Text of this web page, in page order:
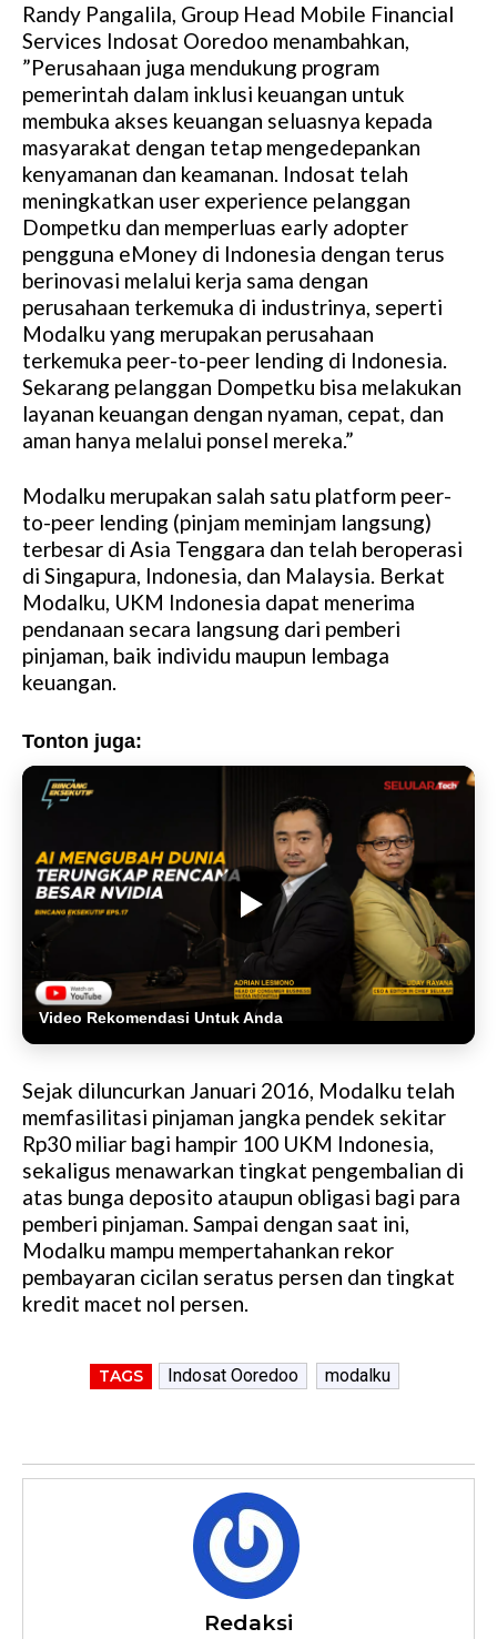
Randy Pangalila, Group Head Mobile Financial
Services Indosat Ooredoo menambahkan,
”Perusahaan juga mendukung program
pemerintah dalam inklusi keuangan untuk
membuka akses keuangan seluasnya kepada
masyarakat dengan tetap mengedepankan
kenyamanan dan keamanan. Indosat telah
meningkatkan user experience pelanggan
Dompetku dan memperluas early adopter
pengguna eMoney di Indonesia dengan terus
berinovasi melalui kerja sama dengan
perusahaan terkemuka di industrinya, seperti
Modalku yang merupakan perusahaan
terkemuka peer-to-peer lending di Indonesia.
Sekarang pelanggan Dompetku bisa melakukan
layanan keuangan dengan nyaman, cepat, dan
aman hanya melalui ponsel mereka.”
Modalku merupakan salah satu platform peer-
to-peer lending (pinjam meminjam langsung)
terbesar di Asia Tenggara dan telah beroperasi
di Singapura, Indonesia, dan Malaysia. Berkat
Modalku, UKM Indonesia dapat menerima
pendanaan secara langsung dari pemberi
pinjaman, baik individu maupun lembaga
keuangan.
Tonton juga:
Video Rekomendasi Untuk Anda
Sejak diluncurkan Januari 2016, Modalku telah
memfasilitasi pinjaman jangka pendek sekitar
Rp30 miliar bagi hampir 100 UKM Indonesia,
sekaligus menawarkan tingkat pengembalian di
atas bunga deposito ataupun obligasi bagi para
pemberi pinjaman. Sampai dengan saat ini,
Modalku mampu mempertahankan rekor
pembayaran cicilan seratus persen dan tingkat
kredit macet nol persen.
TAGS Indosat Ooredoo modalku
Redaksi